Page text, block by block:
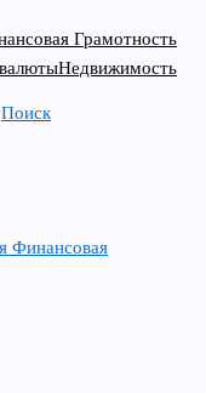
Грамотность
Недвижимость
Поиск
Финансовая